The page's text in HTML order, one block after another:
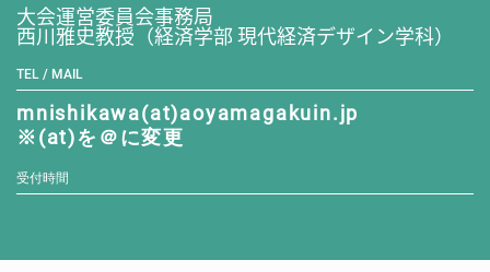
大会運営委員会事務局
西川雅史教授（経済学部 現代経済デザイン学科）
TEL / MAIL
mnishikawa(at)aoyamagakuin.jp
※(at)を＠に変更
受付時間